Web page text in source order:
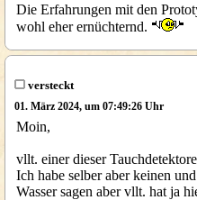
Die Erfahrungen mit den
wohl eher ernüchternd.
versteckt
01. März 2024, um 07:49:26 Uhr
Moin,
vllt. einer dieser
Ich habe selber aber keinen
Wasser sagen aber vllt. hat ja